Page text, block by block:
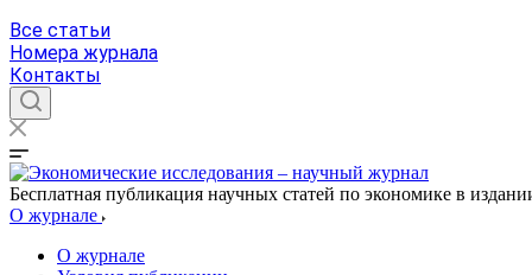
Все статьи
Номера журнала
Контакты
Бесплатная публикация научных статей по экономике в
О журнале
О журнале